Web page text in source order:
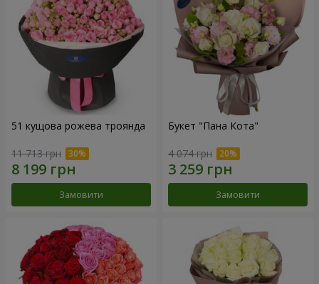
51 кущова рожева троянда
11 713 грн
Замовити
Букет "Пана Кота"
4 074 грн
Замовити